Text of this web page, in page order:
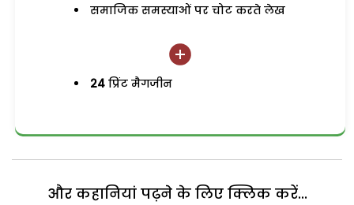
समाजिक समस्याओं पर चोट करते लेख
24 प्रिंट मैगजीन
और कहानियां पढ़ने के लिए क्लिक करें...